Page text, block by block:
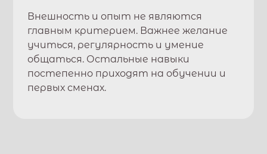
Внешность и опыт не являются
главным критерием. Важнее желание
учиться, регулярность и умение
общаться. Остальные навыки
постепенно приходят на обучении и
первых сменах.